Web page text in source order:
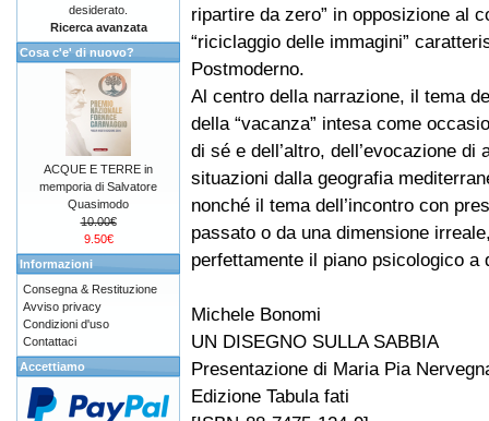
ripartire da zero” in opposizione al
“riciclaggio delle immagini”
Postmoderno.
Al centro della narrazione, il tema
della “vacanza” intesa come
di sé e dell’altro, dell’evocazione di
situazioni dalla geografia
nonché il tema dell’incontro con
passato o da una dimensione
perfettamente il piano psicologico
Michele Bonomi
UN DISEGNO SULLA SABBIA
Presentazione di Maria Pia
Edizione Tabula fati
desiderato.
Ricerca avanzata
Cosa c'e' di nuovo?
ACQUE E TERRE in
memporia di Salvatore
Quasimodo
10.00€
9.50€
Informazioni
Consegna & Restituzione
Avviso privacy
Condizioni d'uso
Contattaci
Accettiamo